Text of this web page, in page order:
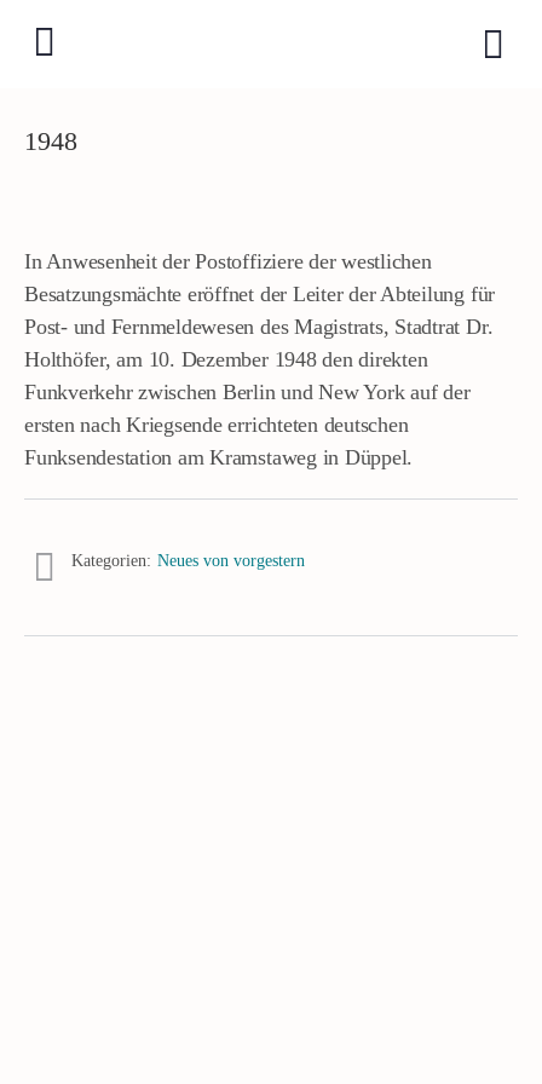
1948
In Anwesenheit der Postoffiziere der westlichen
Besatzungsmächte eröffnet der Leiter der Abteilung für
Post- und Fernmeldewesen des Magistrats, Stadtrat Dr.
Holthöfer, am 10. Dezember 1948 den direkten
Funkverkehr zwischen Berlin und New York auf der
ersten nach Kriegsende errichteten deutschen
Funksendestation am Kramstaweg in Düppel.
Kategorien: Neues von vorgestern